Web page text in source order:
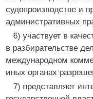
судопроизводстве и
административных
6) участвует в
в разбирательстве
международном
иных органах
7) представляет